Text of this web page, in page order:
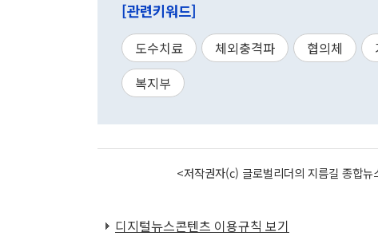
[관련키워드]
도수치료 체외충격파 협의체
복지부
<저작권자(c) 글로벌리더의 지름길 종합
디지털뉴스콘텐츠 이용규칙 보기